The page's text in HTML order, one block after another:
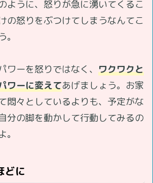
ように、怒りが急に湧いてくるこ
の怒りをぶつけてしまうなんてこ
ワーを怒りではなく、 ワクワクと
ワーに変えてあげましょう。お家
悶々としているよりも、予定がな
分の脚を動かして行動してみるの
どに